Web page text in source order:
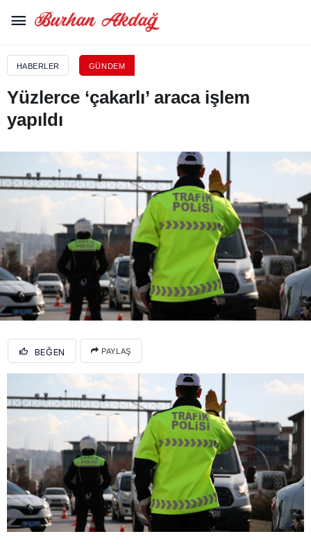
HABERLER GÜNDEM
Yüzlerce ‘çakarlı’ araca işlem
yapıldı
BEĞEN PAYLAŞ